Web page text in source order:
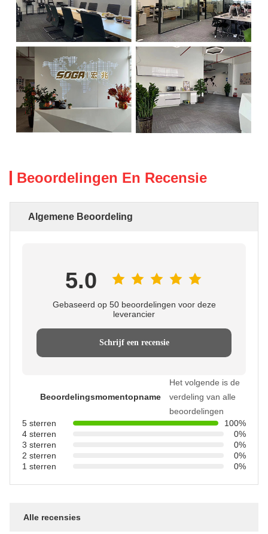
Beoordelingen En Recensie
Algemene Beoordeling
5.0
Gebaseerd op 50 beoordelingen voor deze
leverancier
Schrijf een recensie
Beoordelingsmomentopname
Het volgende is de
verdeling van alle
beoordelingen
5 sterren
100%
4 sterren
0%
3 sterren
0%
2 sterren
0%
1 sterren
0%
Alle recensies